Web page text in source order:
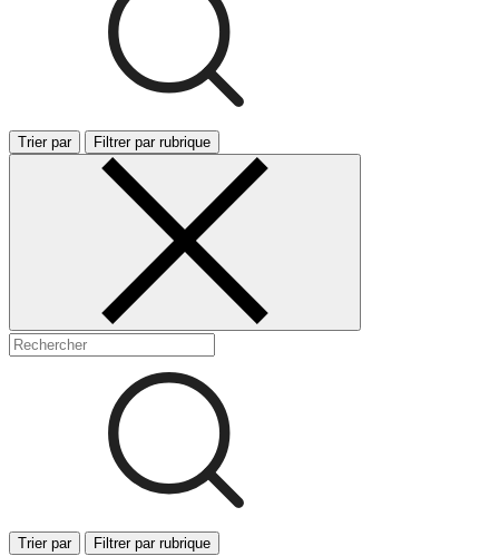
Trier par Filtrer par rubrique
Trier par Filtrer par rubrique